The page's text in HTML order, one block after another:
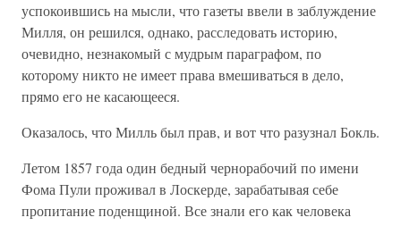
успокоившись на мысли, что газеты ввели в заблуждение
Милля, он решился, однако, расследовать историю,
очевидно, незнакомый с мудрым параграфом, по
которому никто не имеет права вмешиваться в дело,
прямо его не касающееся.
Оказалось, что Милль был прав, и вот что разузнал Бокль.
Летом 1857 года один бедный чернорабочий по имени
Фома Пули проживал в Лоскерде, зарабатывая себе
пропитание поденщиной. Все знали его как человека